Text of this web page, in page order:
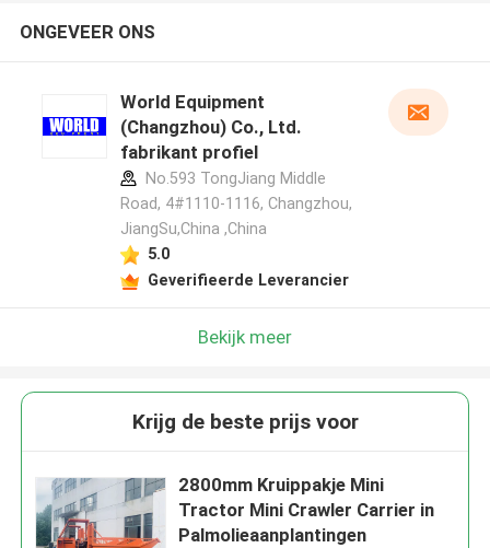
ONGEVEER ONS
World Equipment
(Changzhou) Co., Ltd.
fabrikant profiel
No.593 TongJiang Middle
Road, 4#1110-1116, Changzhou,
JiangSu,China ,China
5.0
Geverifieerde Leverancier
Bekijk meer
Krijg de beste prijs voor
2800mm Kruippakje Mini
Tractor Mini Crawler Carrier in
Palmolieaanplantingen